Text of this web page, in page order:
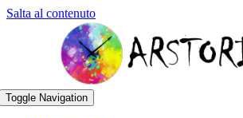
Salta al contenuto
Toggle Navigation